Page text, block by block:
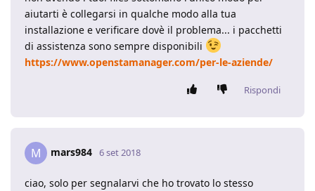
aiutarti è collegarsi in qualche modo alla tua
installazione e verificare dovè il problema... i pacchetti
di assistenza sono sempre disponibili
https://www.openstamanager.com/per-le-aziende/
Rispondi
M mars984 6 set 2018
ciao, solo per segnalarvi che ho trovato lo stesso